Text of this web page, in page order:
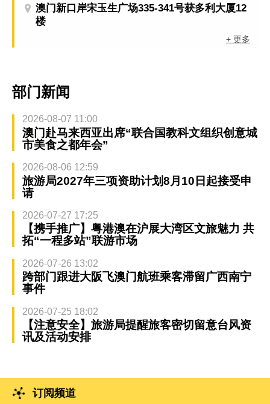
澳门新口岸宋玉生广场335-341号获多利大厦12
楼
+ 更多
部门新闻
2026-08-07 11:00
澳门赴马来西亚出席“联合国教科文组织创意城
市美食之都年会”
2026-08-06 12:59
旅游局2027年三项资助计划8月10日起接受申
请
2026-07-27 17:25
【携手推广】粤港澳在沪展大湾区文旅魅力 共
拓“一程多站”联游市场
2026-07-26 13:02
跨部门跟进大阪飞澳门航班乘客滞留广西南宁
事件
2026-07-25 18:02
【注意安全】旅游局提醒旅客密切留意台风资
讯及活动安排
订阅频道